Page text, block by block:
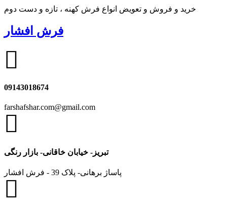
خرید و فروش و تعویض انواع فرش کهنه ، تازه و دست دوم
فرش افشار
09143018674
farshafshar.com@gmail.com
تبریز- خیابان خاقانی- بازار رنگی
پاساژ برهانی- پلاک 39 - فرش افشار